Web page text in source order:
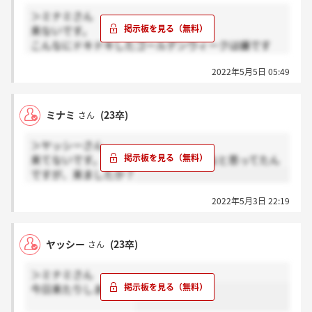
＞ミナミさん
来ないです。
こんなにドキドキしたゴールデンウィークは嫌です
2022年5月5日 05:49
ミナミ さん (23卒)
＞ヤッシーさん
来てないです。。休みなので来ないかなと思ってたん
ですが、来ましたか？
2022年5月3日 22:19
ヤッシー さん (23卒)
＞ミナミさん
今日来たりしました？